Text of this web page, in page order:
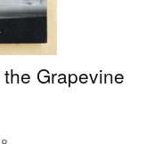
Grapevine